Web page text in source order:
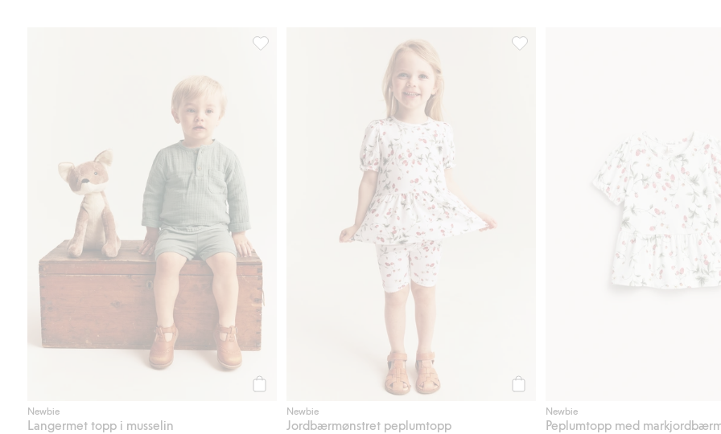
Newbie
Langermet topp i musselin
Langermet topp i musselin, Legg til i favoriter
Newbie
Jordbærmønstret peplumtopp
Newbie
Peplumtopp med